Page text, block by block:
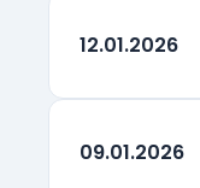
12.01.2026
09.01.2026